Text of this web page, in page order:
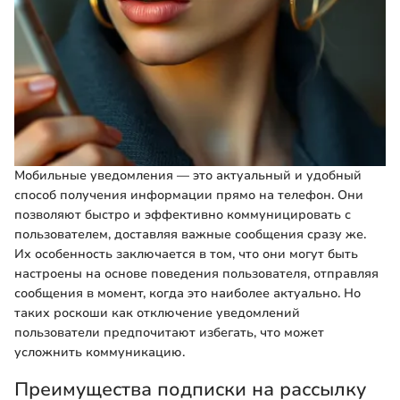
Мобильные уведомления — это актуальный и удобный
способ получения информации прямо на телефон. Они
позволяют быстро и эффективно коммуницировать с
пользователем, доставляя важные сообщения сразу же.
Их особенность заключается в том, что они могут быть
настроены на основе поведения пользователя, отправляя
сообщения в момент, когда это наиболее актуально. Но
таких роскоши как отключение уведомлений
пользователи предпочитают избегать, что может
усложнить коммуникацию.
Преимущества подписки на рассылку